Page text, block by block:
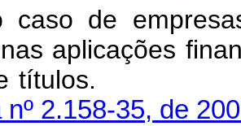
de
aplicações
de
2.158-35, de